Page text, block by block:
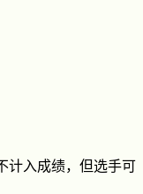
计入成绩，但选手可